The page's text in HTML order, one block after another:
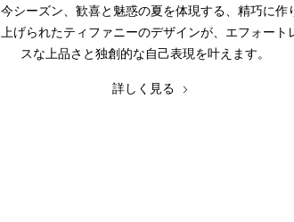
今シーズン、歓喜と魅惑の夏を体現する、精巧に作
上げられたティファニーのデザインが、エフォート
スな上品さと独創的な自己表現を叶えます。
詳しく見る